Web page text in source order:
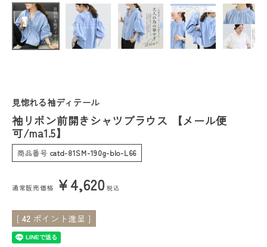
5】
ファッション雑貨
会員ステージ特典プログラムについて
ご利用ガイド
見惚れる袖ディテール
袖リボン前開きシャツブラウス 【メール便
可/ma1.5】
商品番号 catd-81SM-190g-blo-L66
通常販売価格 ¥4,620 税込
[ 42 ポイント進呈 ]